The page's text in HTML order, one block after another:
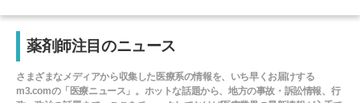
薬剤師注目のニュース
さまざまなメディアから収集した医療系の情報を、いち早くお届けする
m3.comの「医療ニュース」。ホットな話題から、地方の事故・訴訟情報、行